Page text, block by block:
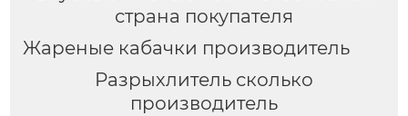
страна покупателя
Жареные кабачки производитель
Разрыхлитель сколько
производитель